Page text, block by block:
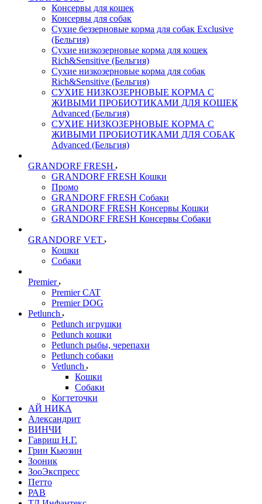
Консервы для кошек
Консервы для собак
Сухие беззерновые корма для собак Exclusive
(Бельгия)
Сухие низкозерновые корма для кошек
Rich&Sensitive (Бельгия)
Сухие низкозерновые корма для собак
Rich&Sensitive (Бельгия)
СУХИЕ НИЗКОЗЕРНОВЫЕ КОРМА С
ЖИВЫМИ ПРОБИОТИКАМИ ДЛЯ КОШЕК
Advanced (Бельгия)
СУХИЕ НИЗКОЗЕРНОВЫЕ КОРМА С
ЖИВЫМИ ПРОБИОТИКАМИ ДЛЯ СОБАК
Advanced (Бельгия)
GRANDORF FRESH
GRANDORF FRESH Кошки
Промо
GRANDORF FRESH Собаки
GRANDORF FRESH Консервы Кошки
GRANDORF FRESH Консервы Собаки
GRANDORF VET
Кошки
Собаки
Premier
Premier CAT
Premier DOG
Petlunch
Petlunch игрушки
Petlunch кошки
Petlunch рыбы, черепахи
Petlunch собаки
Vetlunch
Кошки
Собаки
Когтеточки
АЙ НИКА
Александрит
ВИНЧИ
Гавриш Н.Г.
Грин Кьюзин
Зооник
ЗооЭкспресс
Петто
РАВ